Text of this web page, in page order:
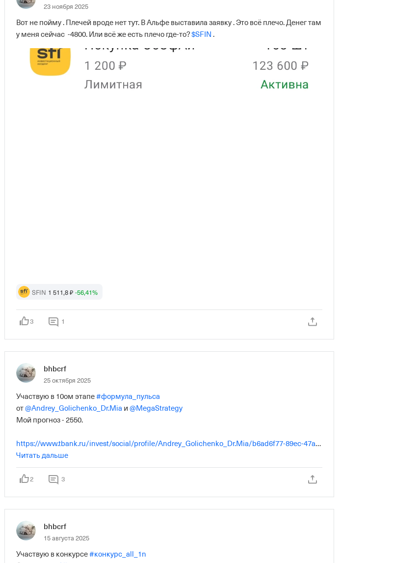
23 ноября 2025
Вот не пойму . Плечей вроде нет тут. В Альфе выставила заявку . Это всё плечо. Денег там
у меня сейчас  -4800. Или всё же есть плечо где-то? $SFIN .
SFIN 1 511,8 ₽ -56,41%
3 1
bhbcrf
25 октября 2025
Участвую в 10ом этапе #формула_пульса
от @Andrey_Golichenko_Dr.Mia и @MegaStrategy
Мой прогноз - 2550.
https://www.tbank.ru/invest/social/profile/Andrey_Golichenko_Dr.Mia/b6ad6f77-89ec-47a4-
8c57-492a86a2a4b4/?author=profile
Читать дальше
2 3
bhbcrf
15 августа 2025
Участвую в конкурсе #конкурс_all_1n